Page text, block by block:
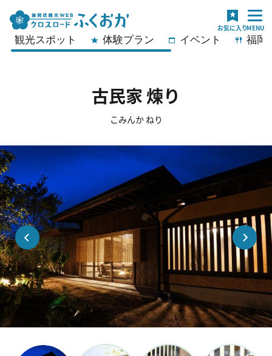
観光スポット 体験プラン イベント 福岡
古民家 煉り
こみんか ねり